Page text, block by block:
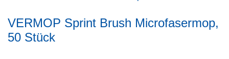
VERMOP Sprint Brush Microfasermop,
50 Stück